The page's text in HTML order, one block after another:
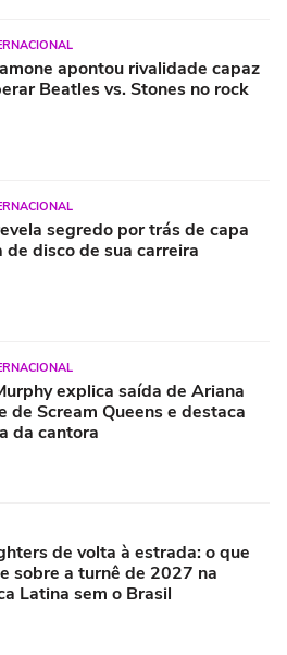
apontou rivalidade capaz
Beatles vs. Stones no rock
segredo por trás de capa
de disco de sua carreira
explica saída de Ariana
de Scream Queens e destaca
da cantora
de volta à estrada: o que
sobre a turnê de 2027 na
Latina sem o Brasil